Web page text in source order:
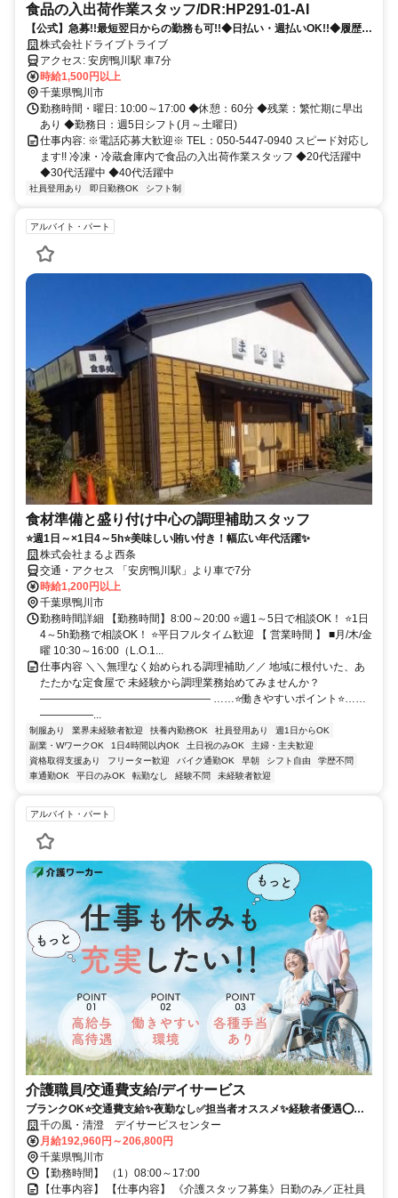
食品の入出荷作業スタッフ/DR:HP291-01-AI
【公式】急募!!最短翌日からの勤務も可!!◆日払い・週払いOK!!◆履歴書
不要◆週休2日◆残業ほぼなし◆正社員登用制度あり
株式会社ドライブトライブ
アクセス: 安房鴨川駅 車7分
時給1,500円以上
千葉県鴨川市
勤務時間・曜日: 10:00～17:00 ◆休憩：60分 ◆残業：繁忙期に早出
あり ◆勤務日：週5日シフト(月～土曜日)
仕事内容: ※電話応募大歓迎※ TEL：050-5447-0940 スピード対応し
ます!! 冷凍・冷蔵倉庫内で食品の入出荷作業スタッフ ◆20代活躍中
◆30代活躍中 ◆40代活躍中
社員登用あり 即日勤務OK シフト制
アルバイト・パート
食材準備と盛り付け中心の調理補助スタッフ
⭐週1日～×1日4～5h⭐美味しい賄い付き！幅広い年代活躍✨
株式会社まるよ西条
交通・アクセス 「安房鴨川駅」より車で7分
時給1,200円以上
千葉県鴨川市
勤務時間詳細 【勤務時間】8:00～20:00 ⭐週1～5日で相談OK！ ⭐1日
4～5h勤務で相談OK！ ⭐平日フルタイム歓迎 【 営業時間 】 ■月/木/金
曜 10:30～16:00（L.O.1...
仕事内容 ＼＼無理なく始められる調理補助／／ 地域に根付いた、あ
たたかな定食屋で 未経験から調理業務始めてみませんか？
―――――――――――――――― ……⭐働きやすいポイント⭐……
―――――...
制服あり 業界未経験者歓迎 扶養内勤務OK 社員登用あり
週1日からOK
副業・WワークOK
1日4時間以内OK 土日祝のみOK
主婦・主夫歓迎
資格取得支援あり
フリーター歓迎 バイク通勤OK 早朝 シフト自由
学歴不問
車通勤OK
平日のみOK 転勤なし 経験不問 未経験者歓迎
アルバイト・パート
介護職員/交通費支給/デイサービス
ブランクOK⭐️交通費支給✨夜勤なし✅️担当者オススメ✨経験者優遇⭕️車
通勤ＯＫ
千の風・清澄 デイサービスセンター
月給192,960円～206,800円
千葉県鴨川市
【勤務時間】 （1）08:00～17:00
【仕事内容】 【仕事内容】 《介護スタッフ募集》日勤のみ／正社員